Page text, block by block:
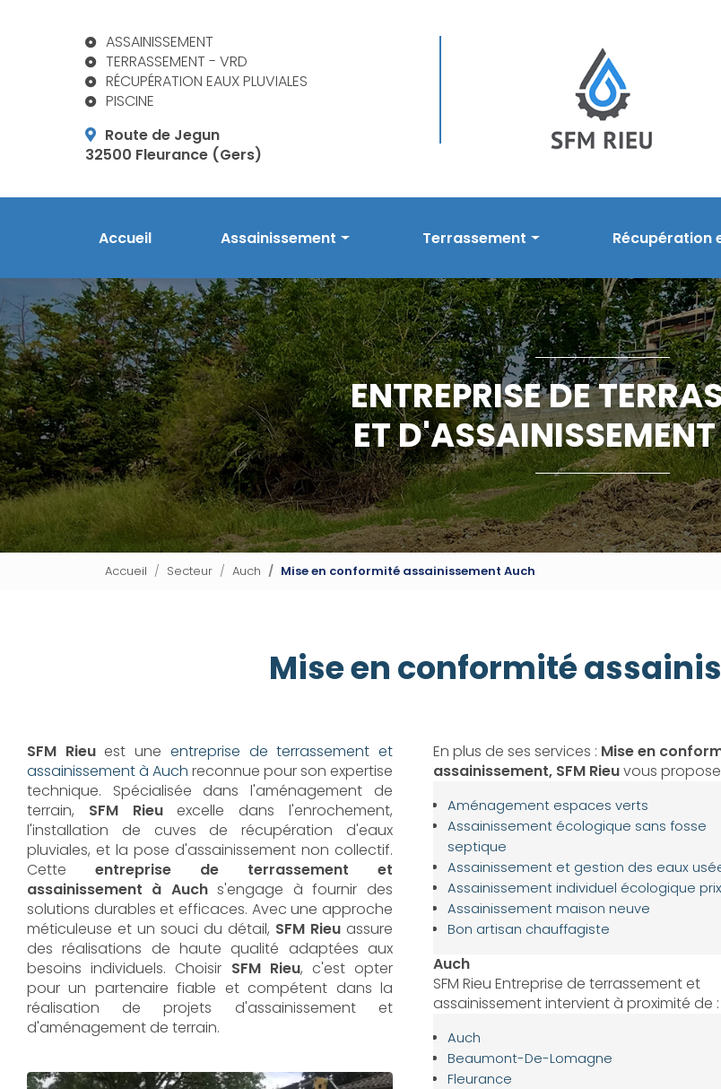
ASSAINISSEMENT
TERRASSEMENT - VRD
RÉCUPÉRATION EAUX PLUVIALES
PISCINE
Route de Jegun
32500 Fleurance (Gers)
Accueil
Assainissement
Prestations en assainissement
Phytoépuration Aquatiris
Réalisations
Terrassement
Prestations en terrassement
Réalisations
Récupération
Nos
Réalisations
ENTREPRISE DE
ET
Accueil Secteur Auch Mise en conformité assainissement Auch
Mise en conformité
SFM Rieuest une entreprise de terrassement et
assainissement à Auch reconnue pour son expertise
technique. Spécialisée dans l'aménagement de
terrain, SFM Rieuexcelle dans l'enrochement,
l'installation de cuves de récupération d'eaux
pluviales, et la pose d'assainissement non collectif.
Cette entreprise de terrassement et
assainissement à Auch s'engage à fournir des
solutions durables et efficaces. Avec une approche
méticuleuse et un souci du détail, SFM Rieu assure
des réalisations de haute qualité adaptées aux
besoins individuels. Choisir SFM Rieu, c'est opter
pour un partenaire fiable et compétent dans la
réalisation de projets d'assainissement et
d'aménagement de terrain.
En plus de ses services : Mise en
assainissement, SFM Rieuvous propose
Aménagement espaces verts
Assainissement écologique sans fosse
septique
Assainissement et gestion des eaux
Assainissement individuel écologique prix
Assainissement maison neuve
Bon artisan chauffagiste
Auch
SFM Rieu Entreprise de terrassement et
assainissement intervient à proximité de :
Auch
Beaumont-De-Lomagne
Fleurance